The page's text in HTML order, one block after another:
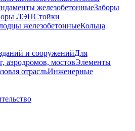
железобетонныеЗаборы
ЛЭПСтойки
железобетонныеКольца
и сооруженийДля
аэродромов, мостовЭлементы
отрасльИнженерные